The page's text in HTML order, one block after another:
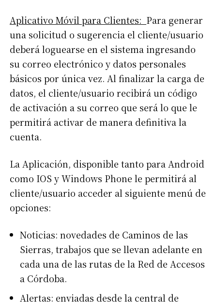
Aplicativo Móvil para Clientes: Para generar
una solicitud o sugerencia el cliente/usuario
deberá loguearse en el sistema ingresando
su correo electrónico y datos personales
básicos por única vez. Al finalizar la carga de
datos, el cliente/usuario recibirá un código
de activación a su correo que será lo que le
permitirá activar de manera definitiva la
cuenta.
La Aplicación, disponible tanto para Android
como IOS y Windows Phone le permitirá al
cliente/usuario acceder al siguiente menú de
opciones:
Noticias: novedades de Caminos de las
Sierras, trabajos que se llevan adelante en
cada una de las rutas de la Red de Accesos
a Córdoba.
Alertas: enviadas desde la central de